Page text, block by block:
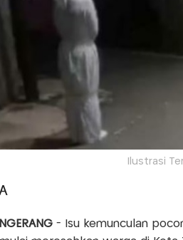
Ilustrasi
- Isu kemunculan